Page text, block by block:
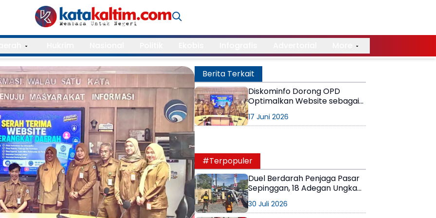
Berita Terkait
Diskominfo Dorong OPD
Optimalkan Website sebagai
17 Juni 2026
#Terpopuler
Duel Berdarah Penjaga Pasar
Sepinggan, 18 Adegan Ungkap
30 Juli 2026